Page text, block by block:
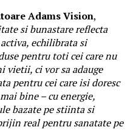
Adams Vision,
si bunastare reflecta
echilibrata si
pentru toti cei care nu
vietii, ci vor sa adauge
pentru cei care isi doresc
bine – cu energie,
bazate pe stiinta si
real pentru sanatate pe